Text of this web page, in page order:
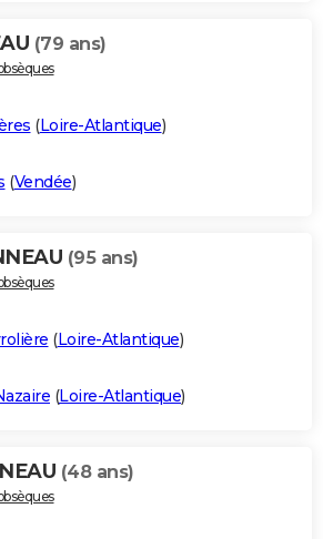
(79 ans)
(Loire-Atlantique)
(Vendée)
(95 ans)
(Loire-Atlantique)
(Loire-Atlantique)
(48 ans)